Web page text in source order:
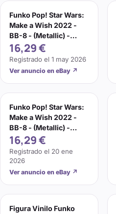
Funko Pop! Star Wars:
Make a Wish 2022 -
BB-8 - (Metallic) -
Figura de Vinilo Co
16,29 €
Registrado el 1 may 2026
Ver anuncio en eBay ↗
Funko Pop! Star Wars:
Make a Wish 2022 -
BB-8 - (Metallic) -
Figura de Vinilo Co
16,29 €
Registrado el 20 ene
2026
Ver anuncio en eBay ↗
Figura Vinilo Funko